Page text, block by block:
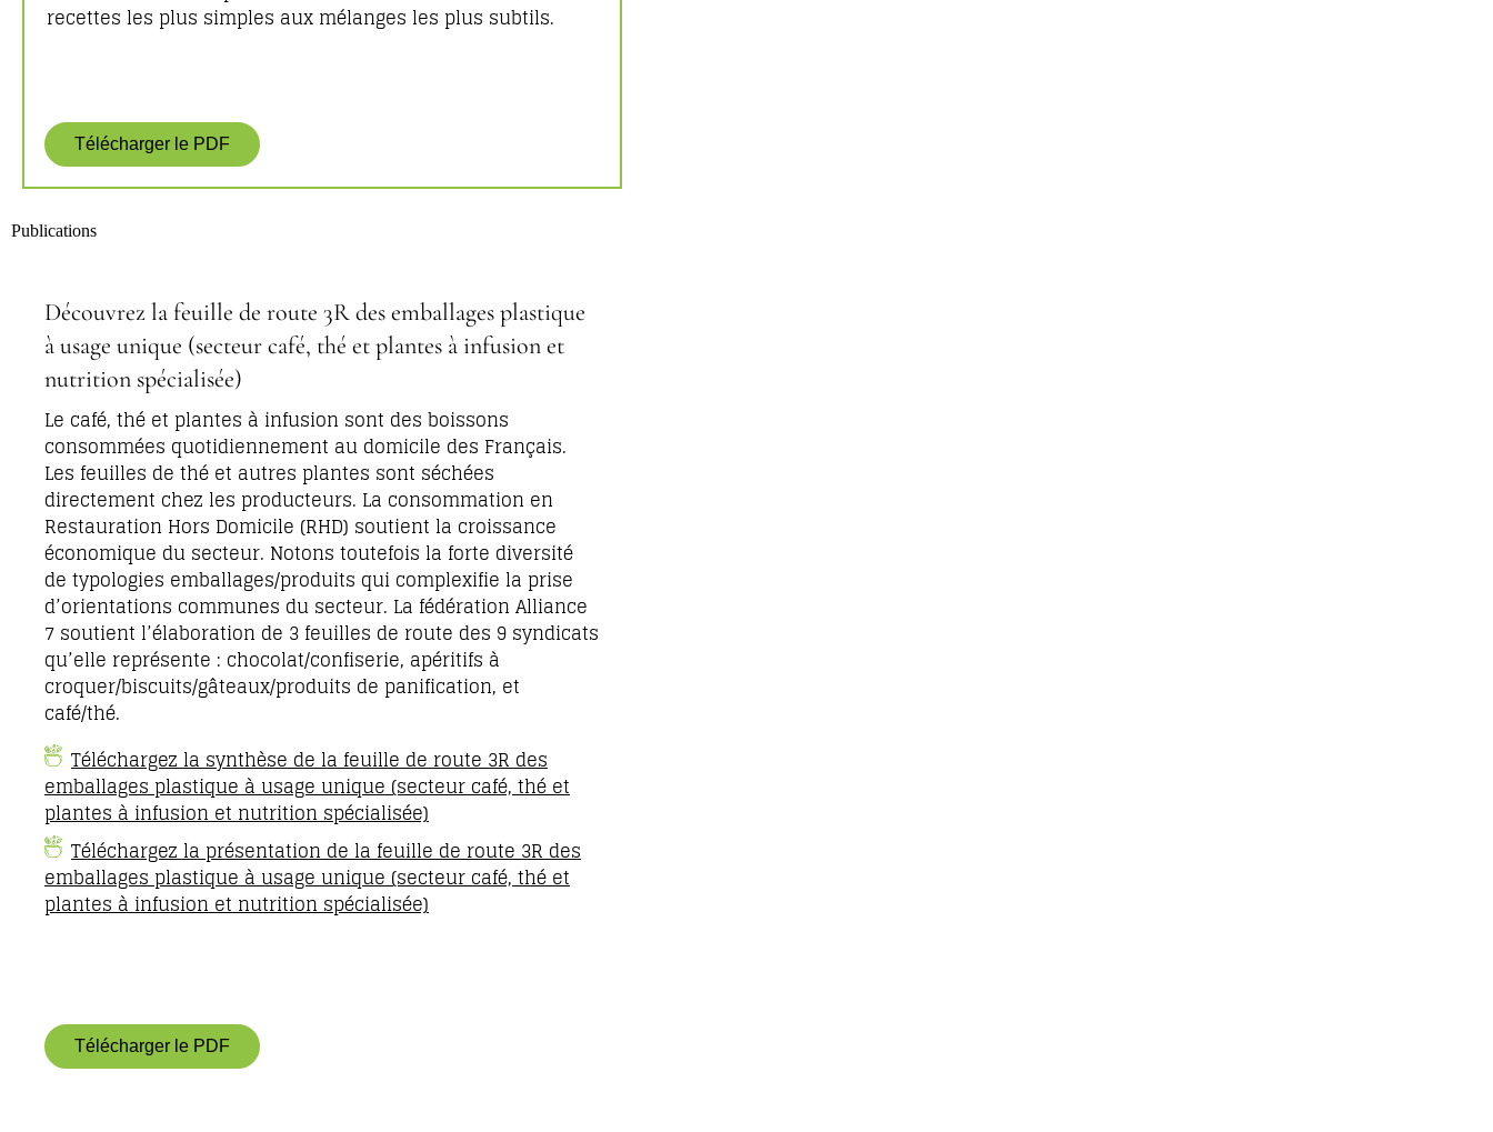
recettes les plus simples aux mélanges les plus subtils.
Télécharger le PDF
Publications
Découvrez la feuille de route 3R des emballages plastique
à usage unique (secteur café, thé et plantes à infusion et
nutrition spécialisée)
Le café, thé et plantes à infusion sont des boissons
consommées quotidiennement au domicile des Français.
Les feuilles de thé et autres plantes sont séchées
directement chez les producteurs. La consommation en
Restauration Hors Domicile (RHD) soutient la croissance
économique du secteur. Notons toutefois la forte diversité
de typologies emballages/produits qui complexifie la prise
d’orientations communes du secteur. La fédération Alliance
7 soutient l’élaboration de 3 feuilles de route des 9 syndicats
qu’elle représente : chocolat/confiserie, apéritifs à
croquer/biscuits/gâteaux/produits de panification, et
café/thé.
Téléchargez la synthèse de la feuille de route 3R des
emballages plastique à usage unique (secteur café, thé et
plantes à infusion et nutrition spécialisée)
Téléchargez la présentation de la feuille de route 3R des
emballages plastique à usage unique (secteur café, thé et
plantes à infusion et nutrition spécialisée)
Télécharger le PDF